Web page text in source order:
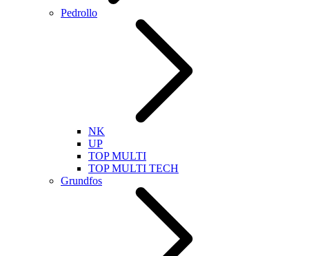
Pedrollo
NK
UP
TOP MULTI
TOP MULTI TECH
Grundfos